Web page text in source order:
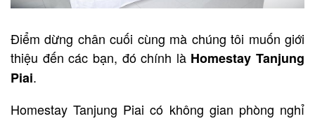
Điểm dừng chân cuối cùng mà chúng tôi muốn giới
thiệu đến các bạn, đó chính là Homestay Tanjung
Piai.
Homestay Tanjung Piai có không gian phòng nghỉ